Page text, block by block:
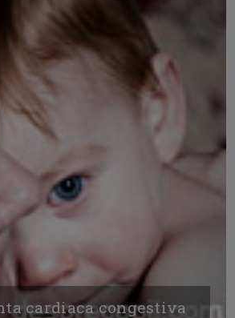
cardiaca congestiva